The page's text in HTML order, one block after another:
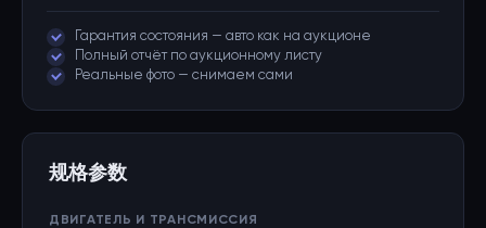
Гарантия состояния — авто как на аукционе
Полный отчёт по аукционному листу
Реальные фото — снимаем сами
规格参数
ДВИГАТЕЛЬ И ТРАНСМИССИЯ